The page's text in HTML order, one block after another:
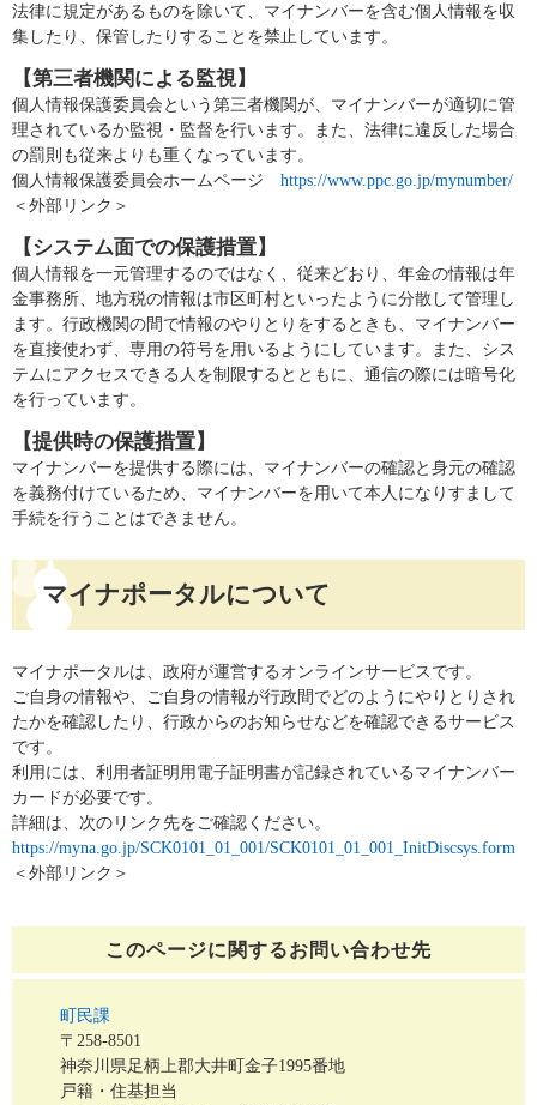
法律に規定があるものを除いて、マイナンバーを含む個人情報を収
集したり、保管したりすることを禁止しています。
【第三者機関による監視】
個人情報保護委員会という第三者機関が、マイナンバーが適切に管
理されているか監視・監督を行います。また、法律に違反した場合
の罰則も従来よりも重くなっています。
個人情報保護委員会ホームページ https://www.ppc.go.jp/mynumber/
＜外部リンク＞
【システム面での保護措置】
個人情報を一元管理するのではなく、従来どおり、年金の情報は年
金事務所、地方税の情報は市区町村といったように分散して管理し
ます。行政機関の間で情報のやりとりをするときも、マイナンバー
を直接使わず、専用の符号を用いるようにしています。また、シス
テムにアクセスできる人を制限するとともに、通信の際には暗号化
を行っています。
【提供時の保護措置】
マイナンバーを提供する際には、マイナンバーの確認と身元の確認
を義務付けているため、マイナンバーを用いて本人になりすまして
手続を行うことはできません。
マイナポータルについて
マイナポータルは、政府が運営するオンラインサービスです。
ご自身の情報や、ご自身の情報が行政間でどのようにやりとりされ
たかを確認したり、行政からのお知らせなどを確認できるサービス
です。
利用には、利用者証明用電子証明書が記録されているマイナンバー
カードが必要です。
詳細は、次のリンク先をご確認ください。
https://myna.go.jp/SCK0101_01_001/SCK0101_01_001_InitDiscsys.form
＜外部リンク＞
このページに関するお問い合わせ先
町民課
〒258-8501
神奈川県足柄上郡大井町金子1995番地
戸籍・住基担当